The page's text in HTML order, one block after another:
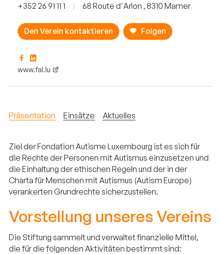
+352 26 91 11 1 | 68 Route d'Arlon , 8310 Mamer
Den Verein kontaktieren Folgen
www.fal.lu
Präsentation Einsätze Aktuelles
Ziel der Fondation Autisme Luxembourg ist es sich für
die Rechte der Personen mit Autismus einzusetzen und
die Einhaltung der ethischen Regeln und der in der
Charta für Menschen mit Autismus (Autism Europe)
verankerten Grundrechte sicherzustellen.
Vorstellung unseres Vereins
Die Stiftung sammelt und verwaltet finanzielle Mittel,
die für die folgenden Aktivitäten bestimmt sind: